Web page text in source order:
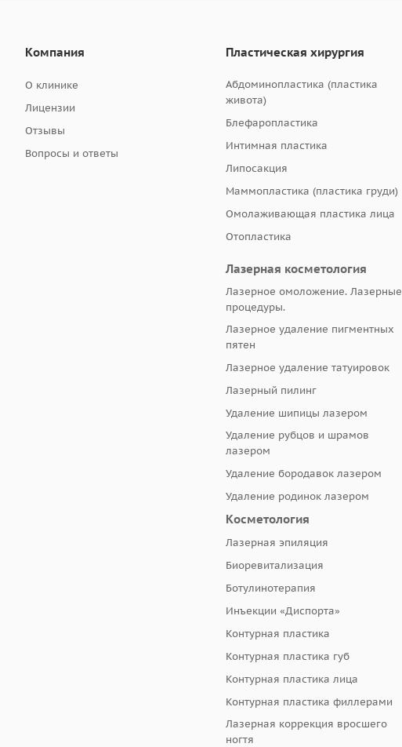
Компания
О клинике
Лицензии
Отзывы
Вопросы и ответы
Пластическая хирургия
Абдоминопластика (пластика
живота)
Блефаропластика
Интимная пластика
Липосакция
Маммопластика (пластика груди)
Омолаживающая пластика лица
Отопластика
Лазерная косметология
Лазерное омоложение. Лазерные
процедуры.
Лазерное удаление пигментных
пятен
Лазерное удаление татуировок
Лазерный пилинг
Удаление шипицы лазером
Удаление рубцов и шрамов
лазером
Удаление бородавок лазером
Удаление родинок лазером
Косметология
Лазерная эпиляция
Биоревитализация
Ботулинотерапия
Инъекции «Диспорта»
Контурная пластика
Контурная пластика губ
Контурная пластика лица
Контурная пластика филлерами
Лазерная коррекция вросшего
ногтя